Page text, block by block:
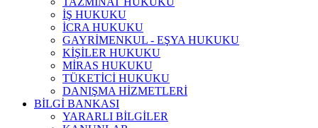
İŞ HUKUKU
İCRA HUKUKU
GAYRİMENKUL - EŞYA HUKUKU
KİŞİLER HUKUKU
MİRAS HUKUKU
TÜKETİCİ HUKUKU
DANIŞMA HİZMETLERİ
BİLGİ BANKASI
YARARLI BİLGİLER